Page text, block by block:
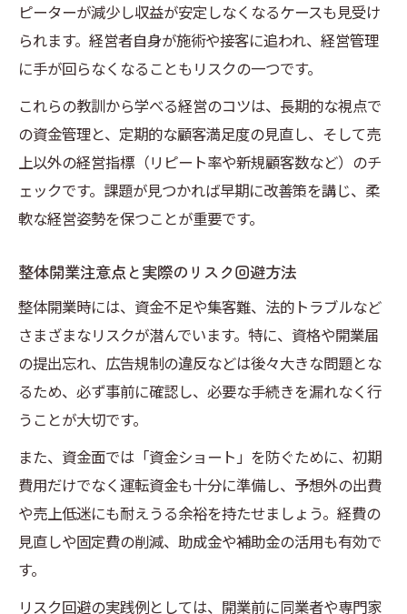
ピーターが減少し収益が安定しなくなるケースも見受け
られます。経営者自身が施術や接客に追われ、経営管理
に手が回らなくなることもリスクの一つです。
これらの教訓から学べる経営のコツは、長期的な視点で
の資金管理と、定期的な顧客満足度の見直し、そして売
上以外の経営指標（リピート率や新規顧客数など）のチ
ェックです。課題が見つかれば早期に改善策を講じ、柔
軟な経営姿勢を保つことが重要です。
整体開業注意点と実際のリスク回避方法
整体開業時には、資金不足や集客難、法的トラブルなど
さまざまなリスクが潜んでいます。特に、資格や開業届
の提出忘れ、広告規制の違反などは後々大きな問題とな
るため、必ず事前に確認し、必要な手続きを漏れなく行
うことが大切です。
また、資金面では「資金ショート」を防ぐために、初期
費用だけでなく運転資金も十分に準備し、予想外の出費
や売上低迷にも耐えうる余裕を持たせましょう。経費の
見直しや固定費の削減、助成金や補助金の活用も有効で
す。
リスク回避の実践例としては、開業前に同業者や専門家